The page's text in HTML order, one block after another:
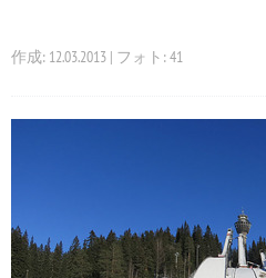
作成: 12.03.2013 | フォト: 41